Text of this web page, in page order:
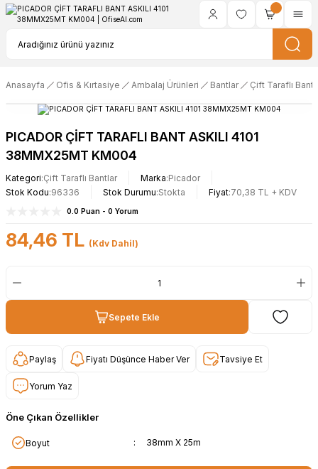
Anasayfa Ofis & Kırtasiye Ambalaj Ürünleri Bantlar Çift Taraflı
PICADOR ÇİFT TARAFLI BANT ASKILI 4101
38MMX25MT KM004
Kategori Çift Taraflı Bantlar Marka Picador
Stok Kodu 96336 Stok Durumu Stokta Fiyat 70,38 TL + KDV
0.0 Puan - 0 Yorum
84,46 TL (Kdv Dahil)
Sepete Ekle
Paylaş Fiyatı Düşünce Haber Ver Tavsiye Et
Yorum Yaz
Öne Çıkan Özellikler
Boyut : 38mm X 25m